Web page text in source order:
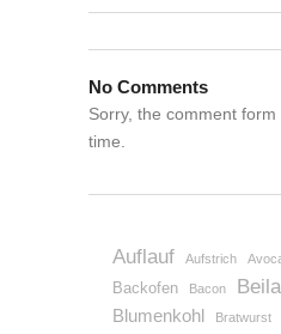
No Comments
Sorry, the comment
time.
Auflauf Aufstrich
Backofen Bacon
Blumenkohl Bratwurst